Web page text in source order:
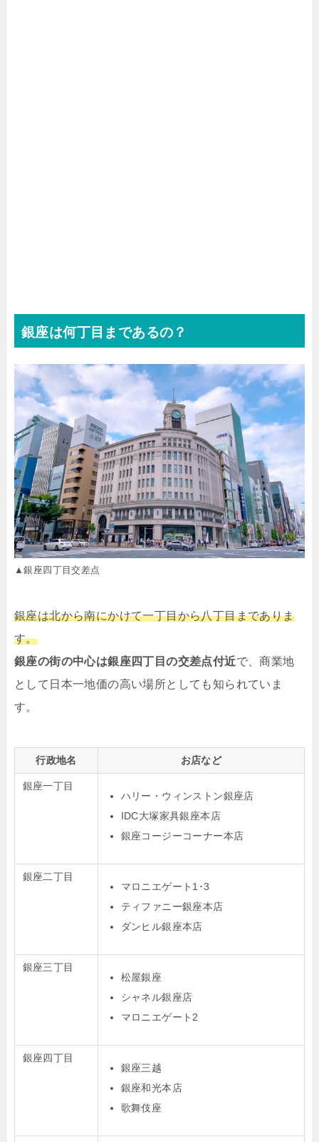
銀座は何丁目まであるの？
▲銀座四丁目交差点
銀座は北から南にかけて一丁目から八丁目までありま
す。
銀座の街の中心は銀座四丁目の交差点付近で、商業地
として日本一地価の高い場所としても知られていま
す。
行政地名 お店など
銀座一丁目
ハリー・ウィンストン銀座店
IDC大塚家具銀座本店
銀座コージーコーナー本店
銀座二丁目
マロニエゲート1･3
ティファニー銀座本店
ダンヒル銀座本店
銀座三丁目
松屋銀座
シャネル銀座店
マロニエゲート2
銀座四丁目
銀座三越
銀座和光本店
歌舞伎座